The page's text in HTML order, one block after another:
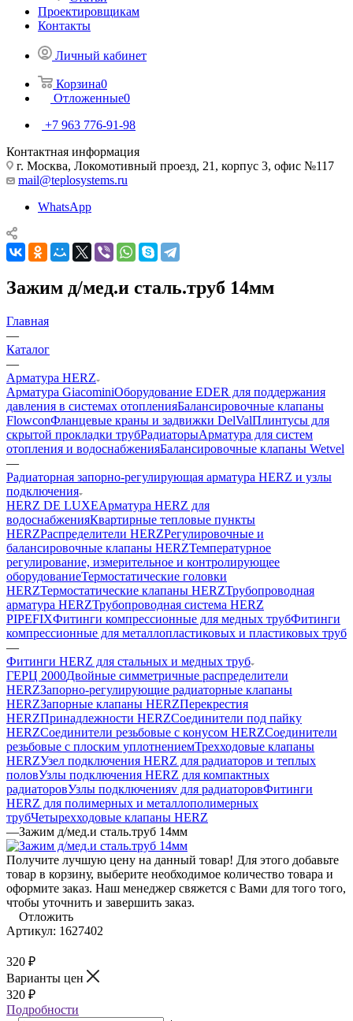
Проектировщикам
Контакты
Личный кабинет
Корзина0
Отложенные0
+7 963 776-91-98
Контактная информация
г. Москва, Локомотивный проезд, 21, корпус 3, офис №117
mail@teplosystems.ru
WhatsApp
Зажим д/мед.и сталь.труб 14мм
Главная
—
Каталог
—
Арматура HERZ
Арматура GiacominiОборудование EDER для поддержания
давления в системах отопленияБалансировочные клапаны
FlowconФланцевые краны и задвижки DelValПлинтусы для
скрытой прокладки трубРадиаторыАрматура для систем
отопления и водоснабженияБалансировочные клапаны Wetvel
—
Радиаторная запорно-регулирующая арматура HERZ и узлы
подключения
HERZ DE LUXEАрматура HERZ для
водоснабженияКвартирные тепловые пункты
HERZРаспределители HERZРегулировочные и
балансировочные клапаны HERZТемпературное
регулирование, измерительное и контролирующее
оборудованиеТермостатические головки
HERZТермостатические клапаны HERZТрубопроводная
арматура HERZТрубопроводная система HERZ
PIPEFIXФитинги компрессионные для медных трубФитинги
компрессионные для металлопластиковых и пластиковых труб
—
Фитинги HERZ для стальных и медных труб
ГЕРЦ 2000Двойные симметричные распределители
HERZЗапорно-регулирующие радиаторные клапаны
HERZЗапорные клапаны HERZПерекрестия
HERZПринадлежности HERZСоединители под пайку
HERZСоединители резьбовые с конусом HERZСоединители
резьбовые с плоским уплотнениемТрехходовые клапаны
HERZУзел подключения HERZ для радиаторов и теплых
половУзлы подключения HERZ для компактных
радиаторовУзлы подключенияv для радиаторовФитинги
HERZ для полимерных и металлополимерных
трубЧетырехходовые клапаны HERZ
—Зажим д/мед.и сталь.труб 14мм
Получите лучшую цену на данный товар! Для этого добавьте
товар в корзину, выберите необходимое количество товара и
оформите заказ. Наш менеджер свяжется с Вами для того того,
чтобы уточнить и завершить заказ.
Отложить
Артикул: 1627402
320 ₽
Варианты цен
320 ₽
Подробности